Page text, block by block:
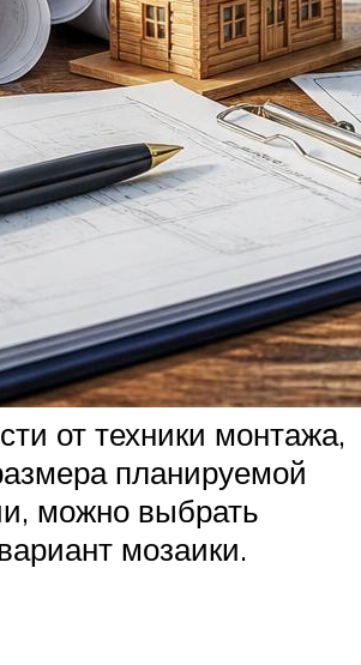
от техники монтажа,
планируемой
можно выбрать
мозаики.